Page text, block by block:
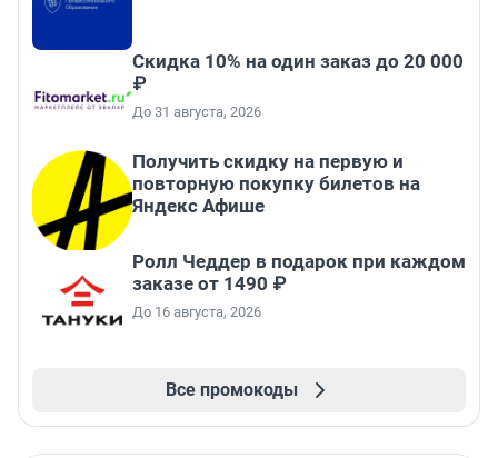
Скидка 10% на один заказ до 20 000
₽
До 31 августа, 2026
Получить скидку на первую и
повторную покупку билетов на
Яндекс Афише
Ролл Чеддер в подарок при каждом
заказе от 1490 ₽
До 16 августа, 2026
Все промокоды